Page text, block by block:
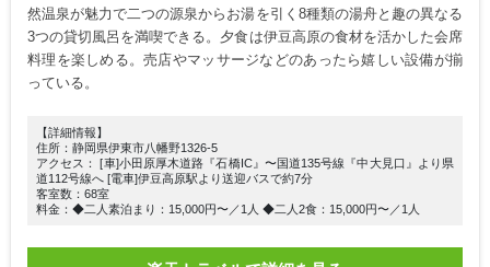
然温泉が魅力で二つの源泉からお湯を引く8種類の湯舟と趣の異なる
3つの貸切風呂を満喫できる。夕食は伊豆高原の食材を活かした会席
料理を楽しめる。売店やマッサージなどのあったら嬉しい設備が揃
っている。
【詳細情報】
住所：静岡県伊東市八幡野1326-5
アクセス： [車]小田原厚木道路『石橋IC』〜国道135号線『中大見口』より県
道112号線へ [電車]伊豆高原駅より送迎バスで約7分
客室数：68室
料金：◆二人素泊まり：15,000円〜／1人 ◆二人2食：15,000円〜／1人